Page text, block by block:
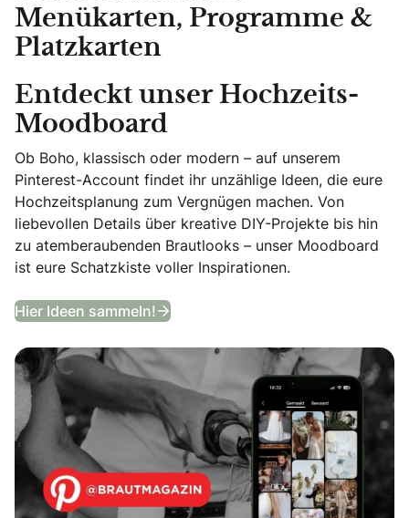
Menükarten, Programme &
Platzkarten
Entdeckt unser Hochzeits-
Moodboard
Ob Boho, klassisch oder modern – auf unserem
Pinterest-Account findet ihr unzählige Ideen, die eure
Hochzeitsplanung zum Vergnügen machen. Von
liebevollen Details über kreative DIY-Projekte bis hin
zu atemberaubenden Brautlooks – unser Moodboard
ist eure Schatzkiste voller Inspirationen.
Hier Ideen sammeln! Entdeckt unser Hochzeits-